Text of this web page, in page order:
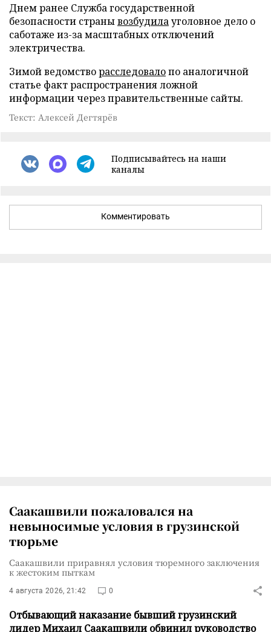
Днем ранее Служба государственной
безопасности странывозбудилауголовное дело о
саботаже из-за масштабных отключений
электричества.
Зимой ведомстворасследовалопо аналогичной
статье факт распространения ложной
информации через правительственные сайты.
Текст: Алексей Дегтярёв
Подписывайтесь на наши
каналы
Комментировать
Саакашвили пожаловался на
невыносимые условия в грузинской
тюрьме
Саакашвили приравнял условия тюремного заключения
к жестоким пыткам
4 августа 2026, 21:42 0
Отбывающий наказание бывший грузинский
лидер Михаил Саакашвили обвинил руководство